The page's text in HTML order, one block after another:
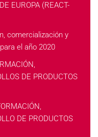
EUROPA (REACT-
comercialización y
el año 2020
DE PRODUCTOS
DE PRODUCTOS